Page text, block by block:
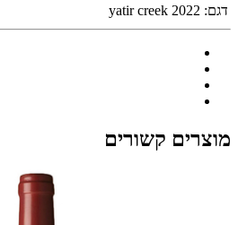
דגם: yatir creek 2022
מוצרים קשורים